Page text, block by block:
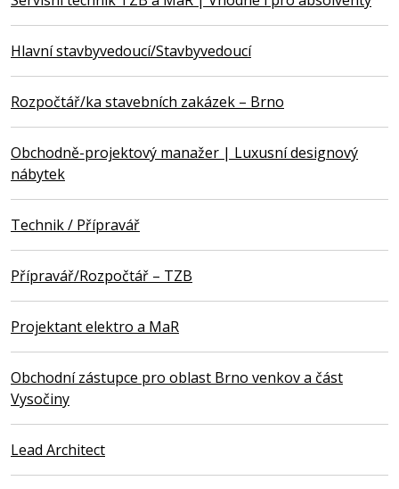
Hlavní stavbyvedoucí/Stavbyvedoucí
Rozpočtář/ka stavebních zakázek – Brno
Obchodně-projektový manažer | Luxusní designový
nábytek
Technik / Přípravář
Přípravář/Rozpočtář – TZB
Projektant elektro a MaR
Obchodní zástupce pro oblast Brno venkov a část
Vysočiny
Lead Architect